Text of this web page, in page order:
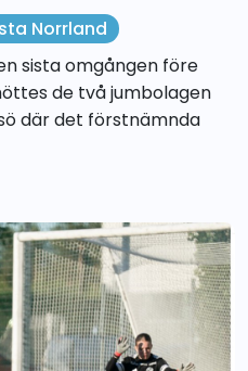
Norrland
sista omgången före
de två jumbolagen
där det förstnämnda